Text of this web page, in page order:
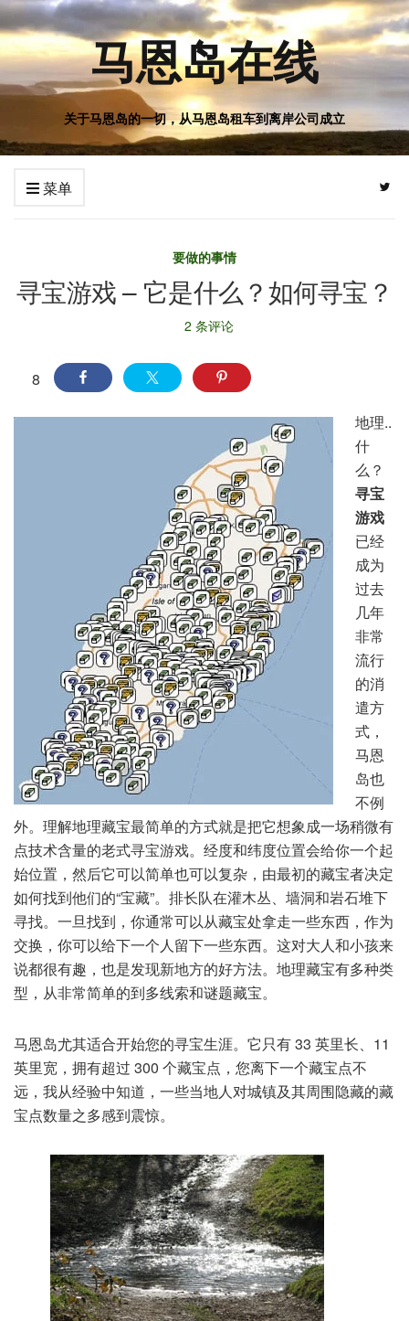
马恩岛在线
关于马恩岛的一切，从马恩岛租车到离岸公司成立
菜单
要做的事情
寻宝游戏 – 它是什么？如何寻宝？
2 条评论
8
地理..
什
么？
寻宝
游戏
已经
成为
过去
几年
非常
流行
的消
遣方
式，
马恩
岛也
不例
外。理解地理藏宝最简单的方式就是把它想象成一场稍微有
点技术含量的老式寻宝游戏。经度和纬度位置会给你一个起
始位置，然后它可以简单也可以复杂，由最初的藏宝者决定
如何找到他们的“宝藏”。排长队在灌木丛、墙洞和岩石堆下
寻找。一旦找到，你通常可以从藏宝处拿走一些东西，作为
交换，你可以给下一个人留下一些东西。这对大人和小孩来
说都很有趣，也是发现新地方的好方法。地理藏宝有多种类
型，从非常简单的到多线索和谜题藏宝。
马恩岛尤其适合开始您的寻宝生涯。它只有 33 英里长、11
英里宽，拥有超过 300 个藏宝点，您离下一个藏宝点不
远，我从经验中知道，一些当地人对城镇及其周围隐藏的藏
宝点数量之多感到震惊。